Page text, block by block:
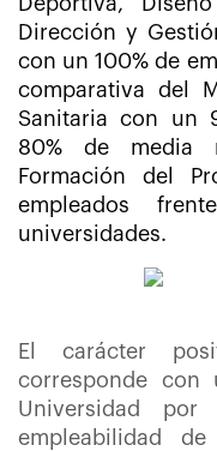
Dirección y
con un 100% de
comparativa del
Sanitaria con un
80% de media
Formación del
empleados
universidades.
El carácter
corresponde con
Universidad
empleabilidad